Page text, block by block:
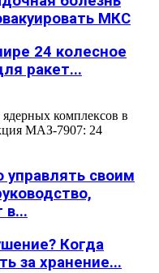
МКС
24 колесное
ракет...
комплексов в
МАЗ-7907: 24
управлять своим
в...
Когда
за хранение...